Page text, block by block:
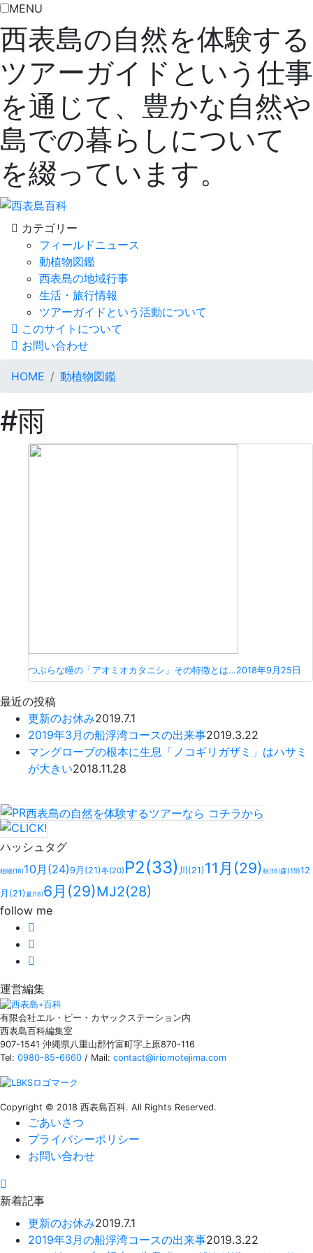
MENU
西表島の自然を体験する
ツアーガイドという仕事
を通じて、豊かな自然や
島での暮らしについて
を綴っています。
カテゴリー
フィールドニュース
動植物図鑑
西表島の地域行事
生活・旅行情報
ツアーガイドという活動について
このサイトについて
お問い合わせ
HOME 動植物図鑑
#雨
つぶらな瞳の「アオミオカタニシ」その特徴とは…2018年9月25日
最近の投稿
更新のお休み2019.7.1
2019年3月の船浮湾コースの出来事2019.3.22
マングローブの根本に生息「ノコギリガザミ」はハサミ
が大きい2018.11.28
西表島の自然を体験するツアーなら コチラから
ハッシュタグ
植物(18)10月 (24)9月 (21)冬(20) P2(33) 川 (21)11月 (29)秋(18)森(19)12
月 (21)夏(18)6月 (29)MJ2(28)
follow me
運営編集
有限会社エル・ビー・カヤックステーション内
西表島百科編集室
907-1541 沖縄県八重山郡竹富町字上原870-116
Tel: 0980-85-6660 / Mail: contact@iriomotejima.com
Copyright © 2018 西表島百科. All Rights Reserved.
ごあいさつ
プライバシーポリシー
お問い合わせ
新着記事
更新のお休み2019.7.1
2019年3月の船浮湾コースの出来事2019.3.22